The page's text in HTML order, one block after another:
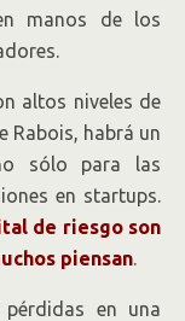
manos de los
altos niveles de
Rabois, habrá un
sólo para las
en startups.
de riesgo son
piensan.
en una